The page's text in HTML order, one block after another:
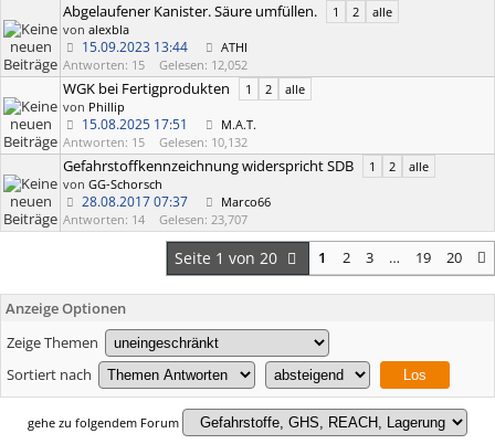
Abgelaufener Kanister. Säure umfüllen. 1 2
alle
von alexbla
15.09.2023 13:44
ATHI
Antworten: 15
Gelesen: 12,052
WGK bei Fertigprodukten 1 2
alle
von Phillip
15.08.2025 17:51
M.A.T.
Antworten: 15
Gelesen: 10,132
Gefahrstoffkennzeichnung widerspricht SDB 1 2
alle
von GG-Schorsch
28.08.201707:37
Marco66
Antworten: 14
Gelesen: 23,707
Seite 1 von 20 1 2 3 … 19 20
Anzeige Optionen
Zeige Themen
Sortiert nach
gehe zu folgendem Forum